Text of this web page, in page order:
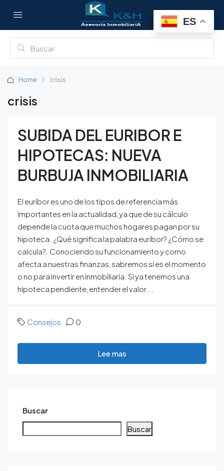
Home crisis
crisis
SUBIDA DEL EURIBOR E
HIPOTECAS: NUEVA
BURBUJA INMOBILIARIA
El euríbor es uno de los tipos de referencia más
importantes en la actualidad, ya que de su cálculo
depende la cuota que muchos hogares pagan por su
hipoteca. ¿Qué significa la palabra euríbor? ¿Cómo se
calcula?. Conociendo su funcionamiento y como
afecta a nuestras finanzas, sabremos si es el momento
o no para invertir en inmobiliaria. Si ya tenemos una
hipoteca pendiente, entender el valor...
Consejos 0
Lee mas
Buscar
Buscar
ES